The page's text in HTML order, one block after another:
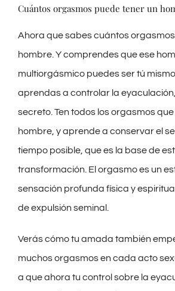
Cuántos orgasmos puede tener un
Ahora que sabes cuántos
hombre. Y comprendes que ese
multiorgásmico puedes ser tú
aprendas a controlar la
secreto. Ten todos los orgasmos
hombre, y aprende a conservar el
tiempo posible, que es la base de
transformación. El orgasmo es un
sensación profunda física y
de expulsión seminal.
Verás cómo tu amada también
muchos orgasmos en cada acto
a que ahora tu control sobre la